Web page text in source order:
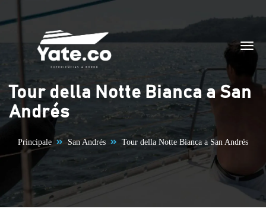
Vai al contenuto
Tour della Notte Bianca a San
Andrés
Principale San Andrés Tour della Notte Bianca a San Andrés